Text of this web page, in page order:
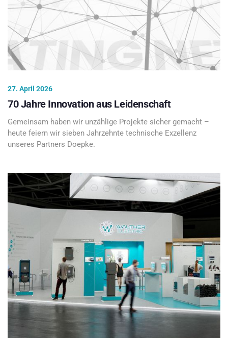
27. April 2026
70 Jahre Innovation aus Leidenschaft
Gemeinsam haben wir unzählige Projekte sicher gemacht –
heute feiern wir sieben Jahrzehnte technische Exzellenz
unseres Partners Doepke.